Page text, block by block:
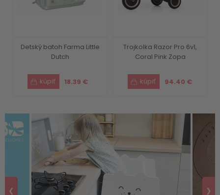
Detský batoh Farma Little
Dutch
18.39 €
Trojkolka Razor Pro 6v1,
Coral Pink Zopa
94.40 €
❮ ❯